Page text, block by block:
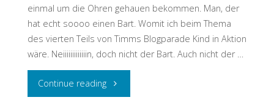
einmal um die Ohren gehauen bekommen. Man, der
hat echt soooo einen Bart. Womit ich beim Thema
des vierten Teils von Timms Blogparade Kind in Aktion
wäre. Neiiiiiiiiiiiiin, doch nicht der Bart. Auch nicht der …
Continue reading"Wenn